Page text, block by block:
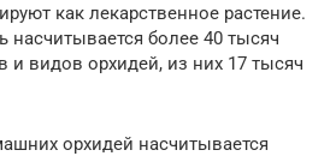
как лекарственное растение.
насчитывается более 40 тысяч
и видов орхидей, из них 17 тысяч
орхидей насчитывается